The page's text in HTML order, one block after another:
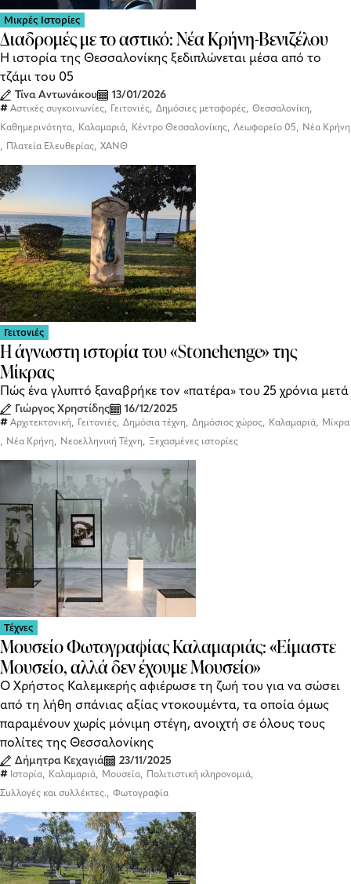
Μικρές Ιστορίες
Διαδρομές με το αστικό: Νέα Κρήνη-Βενιζέλου
Η ιστορία της Θεσσαλονίκης ξεδιπλώνεται μέσα από το
τζάμι του 05
Τίνα Αντωνάκου 13/01/2026
Αστικές συγκοινωνίες, Γειτονιές, Δημόσιες μεταφορές, Θεσσαλονίκη,
Καθημερινότητα, Καλαμαριά, Κέντρο Θεσσαλονίκης, Λεωφορείο 05, Νέα Κρήνη
, Πλατεία Ελευθερίας, ΧΑΝΘ
Γειτονιές
Η άγνωστη ιστορία του «Stonehenge» της
Μίκρας
Πώς ένα γλυπτό ξαναβρήκε τον «πατέρα» του 25 χρόνια μετά
Γιώργος Χρηστίδης 16/12/2025
Αρχιτεκτονική, Γειτονιές, Δημόσια τέχνη, Δημόσιος χώρος, Καλαμαριά, Μίκρα
, Νέα Κρήνη, Νεοελληνική Τέχνη, Ξεχασμένες ιστορίες
Τέχνες
Μουσείο Φωτογραφίας Καλαμαριάς: «Είμαστε
Μουσείο, αλλά δεν έχουμε Μουσείο»
Ο Χρήστος Καλεμκερής αφιέρωσε τη ζωή του για να σώσει
από τη λήθη σπάνιας αξίας ντοκουμέντα, τα οποία όμως
παραμένουν χωρίς μόνιμη στέγη, ανοιχτή σε όλους τους
πολίτες της Θεσσαλονίκης
Δήμητρα Κεχαγιά 23/11/2025
Ιστορία, Καλαμαριά, Μουσεία, Πολιτιστική κληρονομιά,
Συλλογές και συλλέκτες., Φωτογραφία